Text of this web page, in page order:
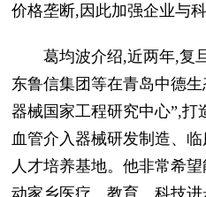
价格垄断,因此加强企业与
葛均波介绍,近两年,复
东鲁信集团等在青岛中德
器械国家工程研究中心”,
血管介入器械研发制造、
人才培养基地。他非常希
动家乡医疗、教育、科技进